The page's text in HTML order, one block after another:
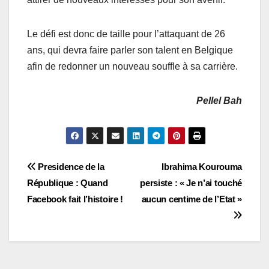
Le défi est donc de taille pour l’attaquant de 26
ans, qui devra faire parler son talent en Belgique
afin de redonner un nouveau souffle à sa carrière.
Pellel Bah
Navigation
de
Ibrahima Kourouma
persiste : « Je n’ai touché
aucun centime de l’Etat »
Presidence de la
République : Quand
Facebook fait l’histoire !